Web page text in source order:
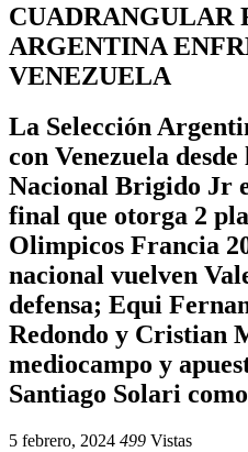
CUADRANGULAR
ARGENTINA
VENEZUELA
La Selección
con Venezuela
Nacional Brigido Jr
final que otorga 2
Olimpicos Francia
nacional vuelven
defensa; Equi
Redondo y Cristian
mediocampo y
Santiago Solari
5 febrero, 2024 499 Vistas